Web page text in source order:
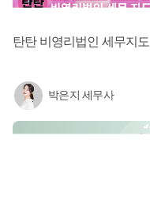
탄탄 비영리법인 세무지도
박은지 세무사